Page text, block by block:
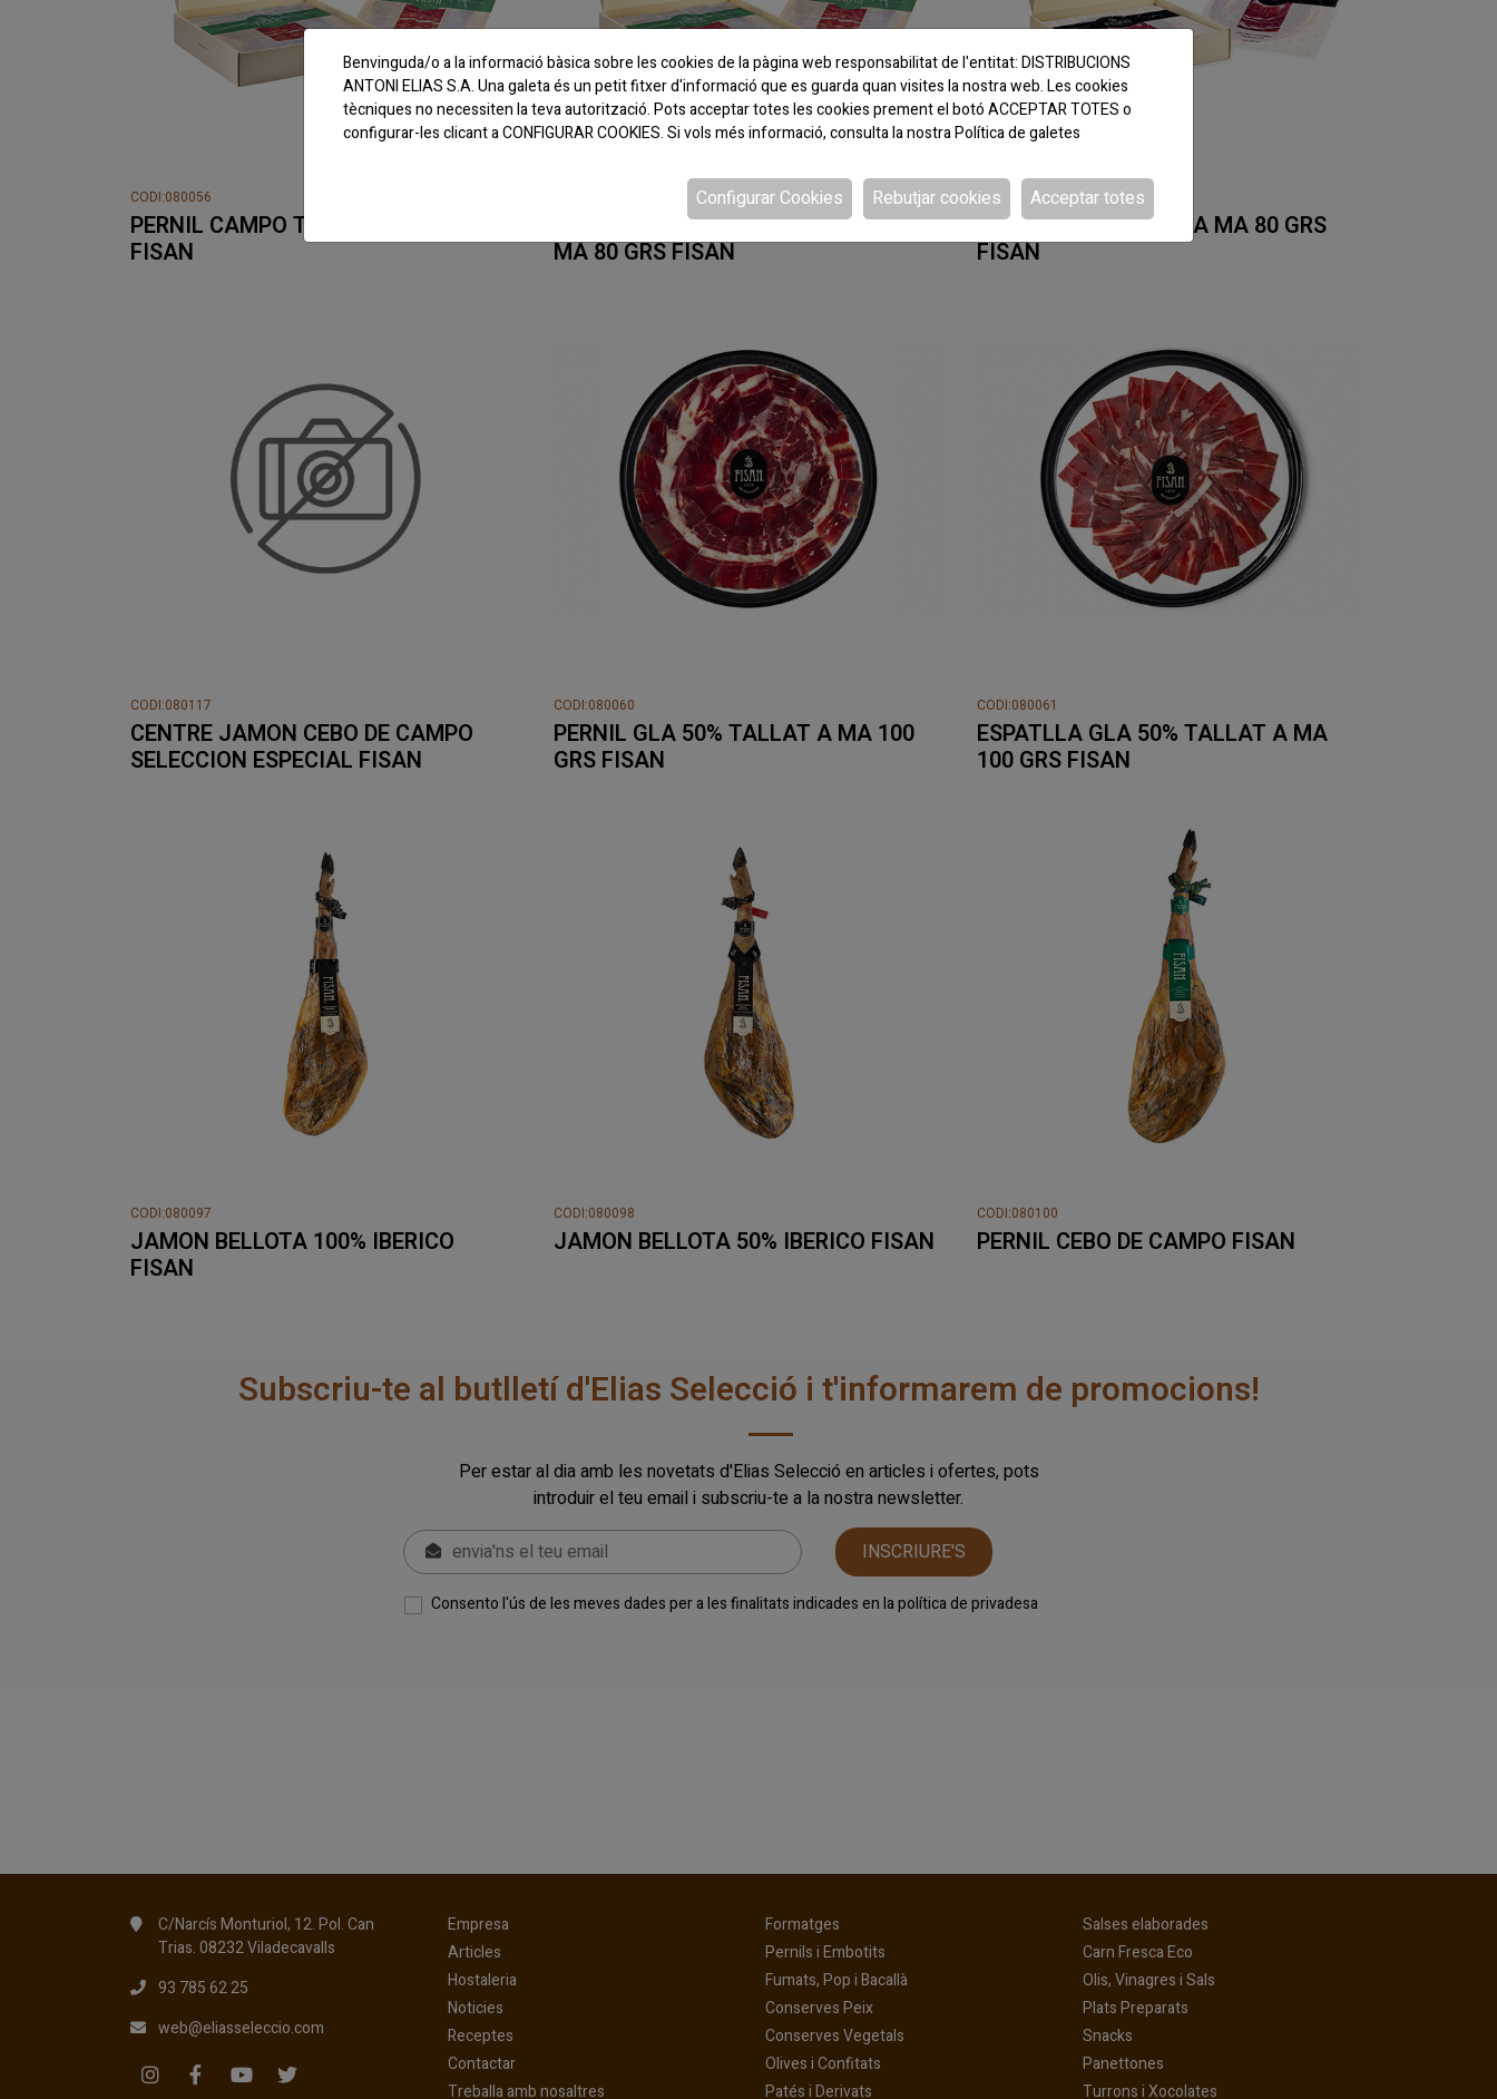
CODI:080056
PERNIL CAMPO TALLAT A MA 80 GRS
FISAN
ESPATLLA CEBO CAMPO TALLAT A
MA 80 GRS FISAN
CODI:080058
PERNIL GLA TALLAT A MA 80 GRS
FISAN
CODI:080117
CENTRE JAMON CEBO DE CAMPO
SELECCION ESPECIAL FISAN
CODI:080060
PERNIL GLA 50% TALLAT A MA 100
GRS FISAN
CODI:080061
ESPATLLA GLA 50% TALLAT A MA
100 GRS FISAN
CODI:080097
JAMON BELLOTA 100% IBERICO
FISAN
CODI:080098
JAMON BELLOTA 50% IBERICO FISAN
CODI:080100
PERNIL CEBO DE CAMPO FISAN
Subscriu-te al butlletí d'Elias Selecció i t'informarem de promocions!
Per estar al dia amb les novetats d'Elias Selecció en articles i ofertes, pots
introduir el teu email i subscriu-te a la nostra newsletter.
INSCRIURE'S
Consento l'ús de les meves dades per a les finalitats indicades en lapolítica de privadesa
C/Narcís Monturiol, 12. Pol. Can
Trias. 08232 Viladecavalls
93 785 62 25
web@eliasseleccio.com
Empresa(current)
Articles
Hostaleria(current)
Noticies
Receptes
Contactar(current)
Treballa amb nosaltres
Formatges
Pernils i Embotits
Fumats, Pop i Bacallà(current)
Conserves Peix(current)
Conserves Vegetals
Olives i Confitats
Patés i Derivats
Salses elaborades
Carn Fresca Eco
Olis, Vinagres i Sals
Plats Preparats
Snacks
Panettones
Turrons i Xocolates
Benvinguda/o a la informació bàsica sobre les cookies de la pàgina web responsabilitat de l'entitat: DISTRIBUCIONS
ANTONI ELIAS S.A. Una galeta és un petit fitxer d'informació que es guarda quan visites la nostra web. Les cookies
tècniques no necessiten la teva autorització. Pots acceptar totes les cookies prement el botó ACCEPTAR TOTES o
configurar-les clicant a CONFIGURAR COOKIES. Si vols més informació, consulta la nostraPolítica de galetes
Acceptar totes
Rebutjar cookies
Configurar Cookies